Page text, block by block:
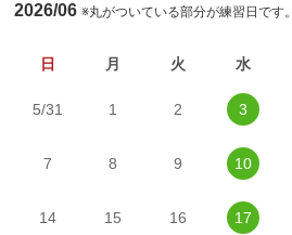
2026/06※丸がついている部分が練習日です。
日 月 火 水
5/31 1 2 3
7 8 9 10
14 15 16 17